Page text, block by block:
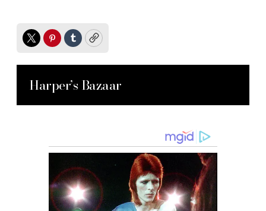
TwitterPinterest
TumblrCopy
Harper’s Bazaar